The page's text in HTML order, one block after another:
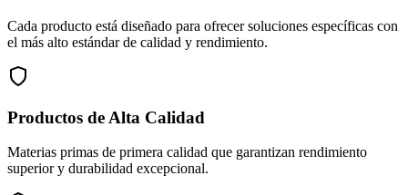
Cada producto está diseñado para ofrecer soluciones específicas con
el más alto estándar de calidad y rendimiento.
Productos de Alta Calidad
Materias primas de primera calidad que garantizan rendimiento
superior y durabilidad excepcional.